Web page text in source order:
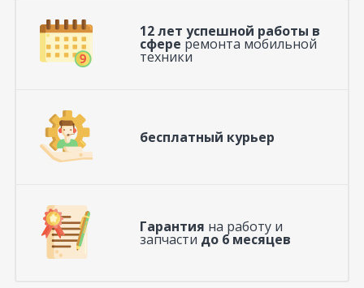
12 лет успешной работы в
сфере ремонта мобильной
техники
бесплатный курьер
Гарантия на работу и
запчасти до 6 месяцев